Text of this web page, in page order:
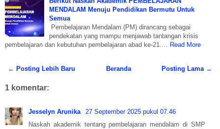
MENDALAM Menuju Pendidikan Bermutu Untuk
Semua
Pembelajaran Mendalam (PM) dirancang sebagai
pendekatan yang mampu menjawab tantangan krisis
pembelajaran dan kebutuhan pembelajaran abad ke-21.…
Read More
← Posting Lebih Baru Posting Lama →
Beranda
1 komentar:
Jesselyn Arunika
27 September 2025 pukul 07.46
Naskah akademik tentang pembelajaran mendalam di SMP